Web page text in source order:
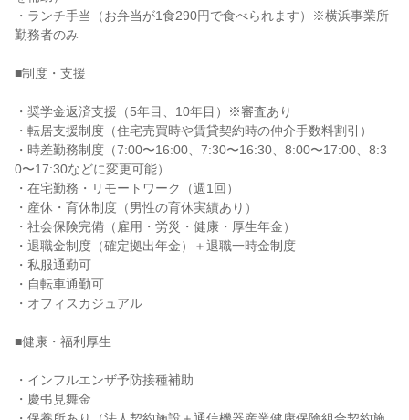
・ランチ手当（お弁当が1食290円で食べられます）※横浜事業所
勤務者のみ
■制度・支援
・奨学金返済支援（5年目、10年目）※審査あり
・転居支援制度（住宅売買時や賃貸契約時の仲介手数料割引）
・時差勤務制度（7:00〜16:00、7:30〜16:30、8:00〜17:00、8:3
0〜17:30などに変更可能）
・在宅勤務・リモートワーク（週1回）
・産休・育休制度（男性の育休実績あり）
・社会保険完備（雇用・労災・健康・厚生年金）
・退職金制度（確定拠出年金）＋退職一時金制度
・私服通勤可
・自転車通勤可
・オフィスカジュアル
■健康・福利厚生
・インフルエンザ予防接種補助
・慶弔見舞金